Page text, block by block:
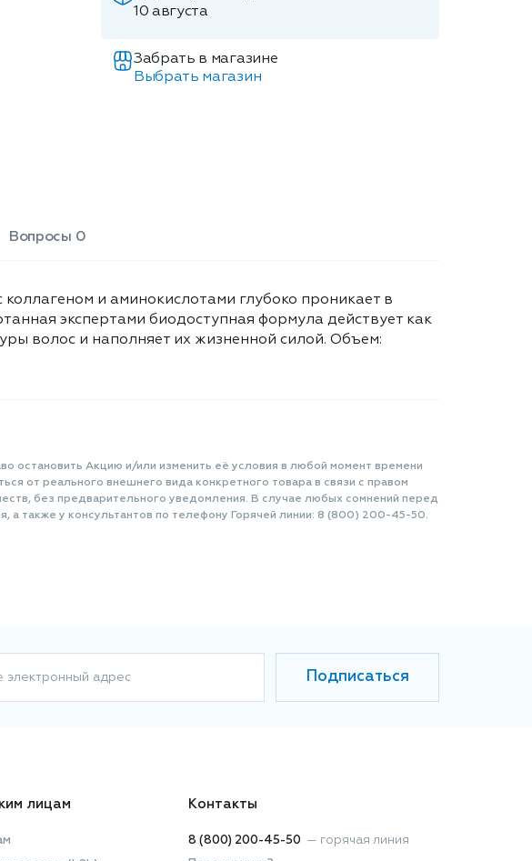
10 августа
Забрать в магазине
Выбрать магазин
Вопросы 0
и аминокислотами глубоко проникает в
экспертами биодоступная формула действует как
волос и наполняет их жизненной силой. Объем:
остановить Акцию и/или изменить её условия в любой момент времени
от реального внешнего вида конкретного товара в связи с правом
без предварительного уведомления. В случае любых сомнений перед
а также у консультантов по телефону Горячей линии: 8 (800) 200-45-50.
электронный адрес Подписаться
лицам Контакты
8 (800) 200-45-50 — горячая линия